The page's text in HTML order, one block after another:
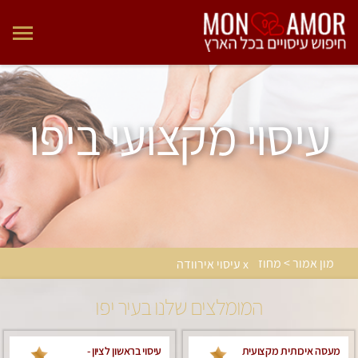
עיסוי מקצועי ביפו
מון אמור > מחוז x עיסוי אירוודה
המומלצים שלנו בעיר יפו
מעסה איכותית מקצועית
עיסוי בראשון לציון -